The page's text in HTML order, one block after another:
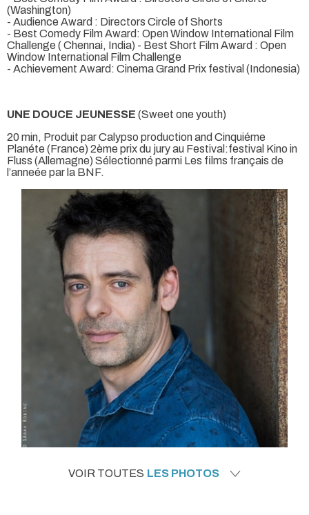
VOIR TOUTES LES PHOTOS
(Washington)
- Audience Award : Directors Circle of Shorts
- Best Comedy Film Award: Open Window International Film
Challenge ( Chennai, India) - Best Short Film Award : Open
Window International Film Challenge
- Achievement Award: Cinema Grand Prix festival (Indonesia)
UNE DOUCE JEUNESSE (Sweet one youth)
20 min, Produit par Calypso production and Cinquiéme
Planéte (France) 2ème prix du jury au Festival:festival Kino in
Fluss (Allemagne) Sélectionné parmi Les films français de
l’anneée par la BNF.